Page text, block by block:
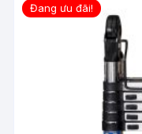
Đang ưu đãi!